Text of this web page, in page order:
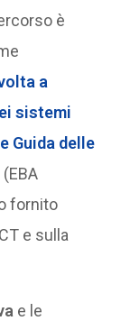
è
a
sistemi
Guida delle
(EBA
fornito
e sulla
e le